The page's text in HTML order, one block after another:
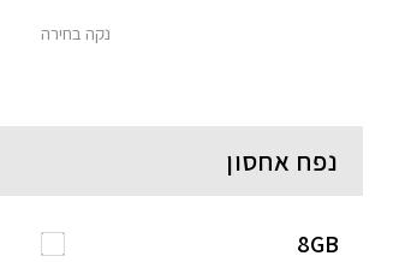
נקה בחירה
נפח אחסון
8GB